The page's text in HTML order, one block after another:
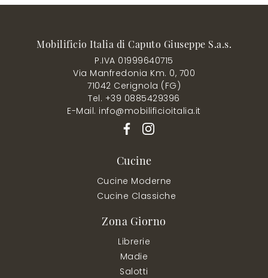
Mobilificio Italia di Caputo Giuseppe S.a.s.
P.IVA 01999640715
Via Manfredonia Km. 0, 700
71042 Cerignola (FG)
Tel. +39 0885429396
E-Mail. info@mobilificioitalia.it
Cucine
Cucine Moderne
Cucine Classiche
Zona Giorno
Librerie
Madie
Salotti